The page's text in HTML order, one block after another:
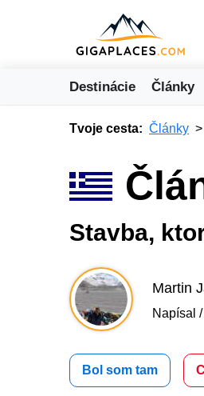
Destinácie Články
Tvoje cesta: Články
Stavba,
Martin
Napísal /
Bol som tam